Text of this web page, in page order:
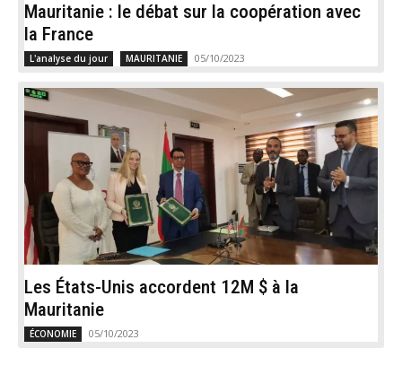
Mauritanie : le débat sur la coopération avec
la France
L'analyse du jour MAURITANIE 05/10/2023
Les États-Unis accordent 12M $ à la
Mauritanie
ÉCONOMIE 05/10/2023